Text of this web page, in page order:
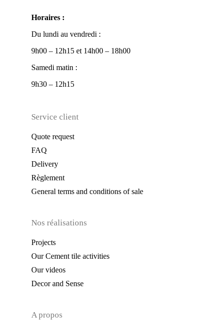
Horaires :
Du lundi au vendredi :
9h00 – 12h15 et 14h00 – 18h00
Samedi matin :
9h30 – 12h15
Service client
Quote request
FAQ
Delivery
Règlement
General terms and conditions of sale
Nos réalisations
Projects
Our Cement tile activities
Our videos
Decor and Sense
A propos